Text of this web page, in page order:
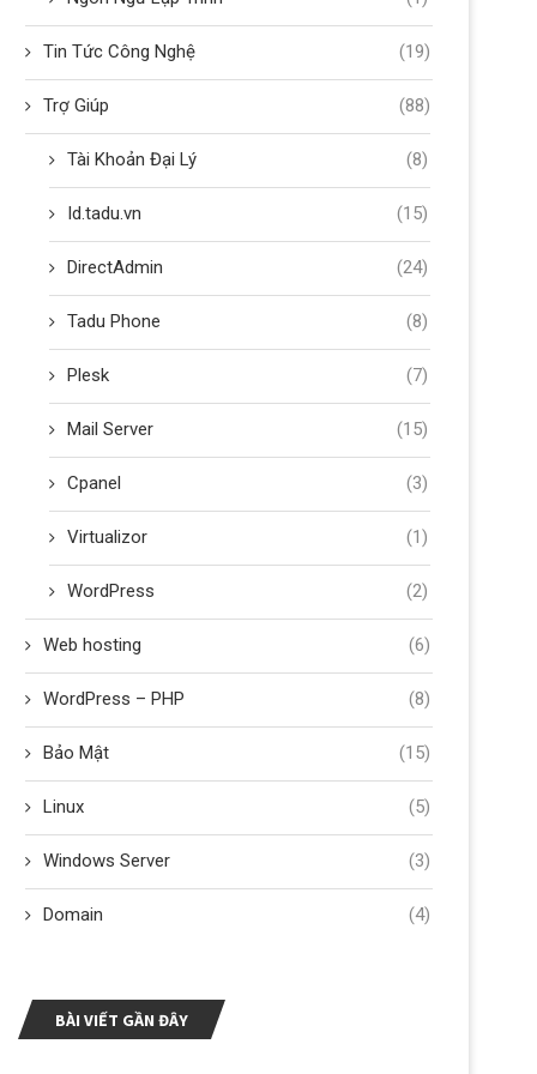
Tin Tức Công Nghệ (19)
Trợ Giúp (88)
Tài Khoản Đại Lý (8)
Id.tadu.vn (15)
DirectAdmin (24)
Tadu Phone (8)
Plesk (7)
Mail Server (15)
Cpanel (3)
Virtualizor (1)
WordPress (2)
Web hosting (6)
WordPress – PHP (8)
Bảo Mật (15)
Linux (5)
Windows Server (3)
Domain (4)
BÀI VIẾT GẦN ĐÂY